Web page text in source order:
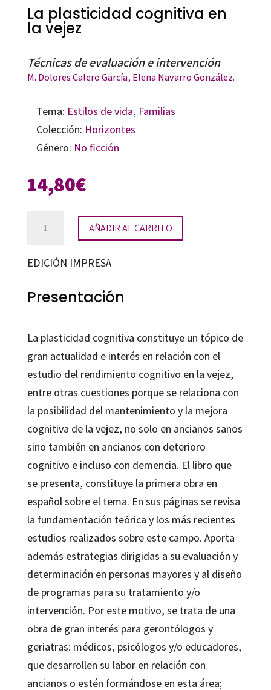
La plasticidad cognitiva en
la vejez
Técnicas de evaluación e intervención
M. Dolores Calero García, Elena Navarro González.
Tema: Estilos de vida, Familias
Colección: Horizontes
Género: No ficción
14,80€
cognitiva
la
AÑADIR AL CARRITO
EDICIÓN IMPRESA
Presentación
La plasticidad cognitiva constituye un tópico de
gran actualidad e interés en relación con el
estudio del rendimiento cognitivo en la vejez,
entre otras cuestiones porque se relaciona con
la posibilidad del mantenimiento y la mejora
cognitiva de la vejez, no solo en ancianos sanos
sino también en ancianos con deterioro
cognitivo e incluso con demencia. El libro que
se presenta, constituye la primera obra en
español sobre el tema. En sus páginas se revisa
la fundamentación teórica y los más recientes
estudios realizados sobre este campo. Aporta
además estrategias dirigidas a su evaluación y
determinación en personas mayores y al diseño
de programas para su tratamiento y/o
intervención. Por este motivo, se trata de una
obra de gran interés para gerontólogos y
geriatras: médicos, psicólogos y/o educadores,
que desarrollen su labor en relación con
ancianos o estén formándose en esta área;